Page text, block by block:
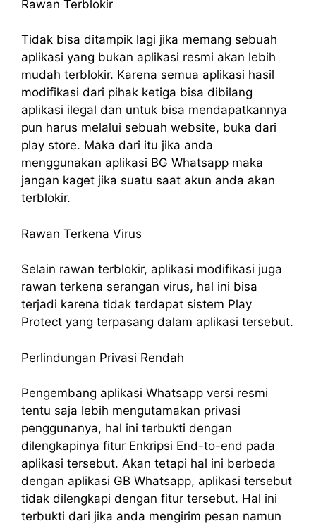
Rawan Terblokir
Tidak bisa ditampik lagi jika memang sebuah
aplikasi yang bukan aplikasi resmi akan lebih
mudah terblokir. Karena semua aplikasi hasil
modifikasi dari pihak ketiga bisa dibilang
aplikasi ilegal dan untuk bisa mendapatkannya
pun harus melalui sebuah website, buka dari
play store. Maka dari itu jika anda
menggunakan aplikasi BG Whatsapp maka
jangan kaget jika suatu saat akun anda akan
terblokir.
Rawan Terkena Virus
Selain rawan terblokir, aplikasi modifikasi juga
rawan terkena serangan virus, hal ini bisa
terjadi karena tidak terdapat sistem Play
Protect yang terpasang dalam aplikasi tersebut.
Perlindungan Privasi Rendah
Pengembang aplikasi Whatsapp versi resmi
tentu saja lebih mengutamakan privasi
penggunanya, hal ini terbukti dengan
dilengkapinya fitur Enkripsi End-to-end pada
aplikasi tersebut. Akan tetapi hal ini berbeda
dengan aplikasi GB Whatsapp, aplikasi tersebut
tidak dilengkapi dengan fitur tersebut. Hal ini
terbukti dari jika anda mengirim pesan namun